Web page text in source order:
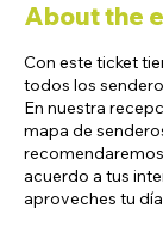
About the
Con este ticket
todos los
En nuestra
mapa de
acuerdo a tus
aproveches tu